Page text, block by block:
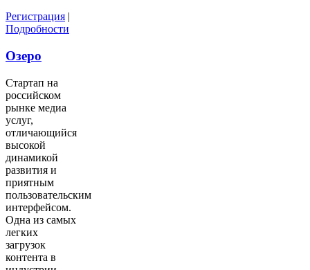
Регистрация
Подробности
Озеро
Стартап на
российском
рынке медиа
услуг,
отличающийся
высокой
динамикой
развития и
приятным
пользовательским
интерфейсом.
Одна из самых
легких
загрузок
контента в